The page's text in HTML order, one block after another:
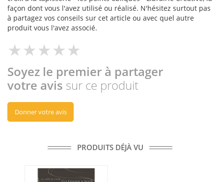
façon dont vous l'avez utilisé ou réalisé. N'hésitez surtout pas
à partagez vos conseils sur cet article ou avec quel autre
produit vous l'avez associé.
Soyez le premier à partager
votre avis sur ce produit
Donner votre avis
PRODUITS DÉJÀ VU